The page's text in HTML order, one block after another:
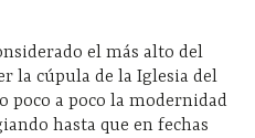
el más alto del
la cúpula de la Iglesia del
poco a poco la modernidad
hasta que en fechas